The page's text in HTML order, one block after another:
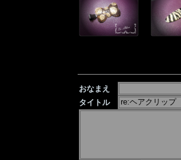
おなまえ
タイトル